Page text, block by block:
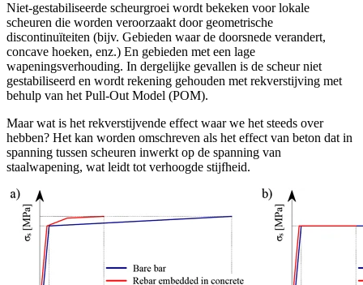
Niet-gestabiliseerde scheurgroei wordt bekeken voor lokale
scheuren die worden veroorzaakt door geometrische
discontinuïteiten (bijv. Gebieden waar de doorsnede verandert,
concave hoeken, enz.) En gebieden met een lage
wapeningsverhouding. In dergelijke gevallen is de scheur niet
gestabiliseerd en wordt rekening gehouden met rekverstijving met
behulp van het Pull-Out Model (POM).
Maar wat is het rekverstijvende effect waar we het steeds over
hebben? Het kan worden omschreven als het effect van beton dat in
spanning tussen scheuren inwerkt op de spanning van
staalwapening, wat leidt tot verhoogde stijfheid.